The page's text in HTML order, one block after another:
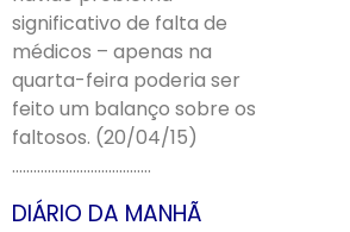
significativo de falta de
médicos – apenas na
quarta-feira poderia ser
feito um balanço sobre os
faltosos. (20/04/15)
…………………………………
DIÁRIO DA MANHÃ